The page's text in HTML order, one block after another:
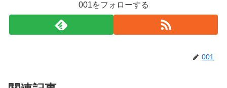
001をフォローする
001